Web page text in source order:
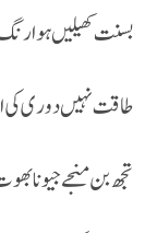
بسنت کھیلیں ہوا
طاقت نہیں دوری
تجھ بن منجے جیونا